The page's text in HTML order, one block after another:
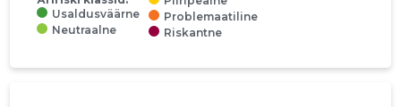
Usaldusväärne
Neutraalne
Problemaatiline
Riskantne